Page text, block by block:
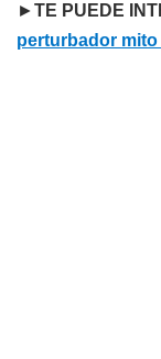
►TE PUEDE
perturbador